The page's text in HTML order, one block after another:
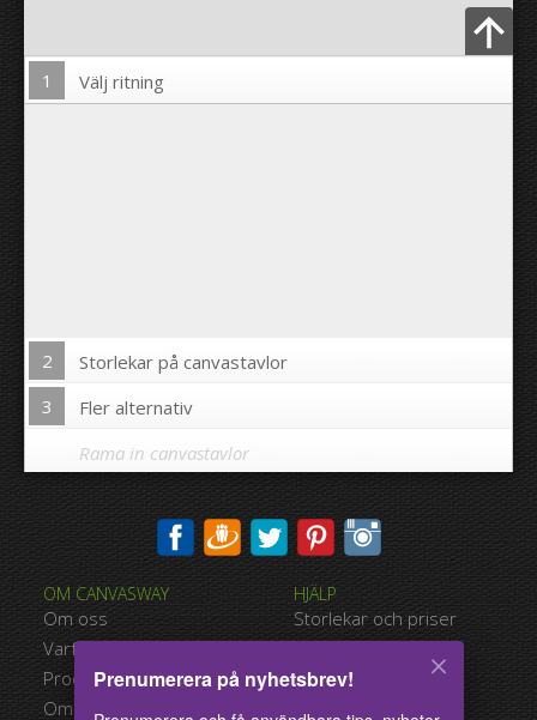
Ladda upp foto
1 Välj ritning
2
Storlekar på canvastavlor
3
Fler alternativ
Skriva ut bilden på kanterna av din canvastavla:
Nej
Rama in canvastavlor
OM CANVASWAY
Om oss
Varför Canvasway.com
Produktkvalitet
Omdömen
HJÄLP
Storlekar och priser
Betalningsalternativ
Typer av leverans
Användarvillkor
Prenumerera på nyhetsbrev!